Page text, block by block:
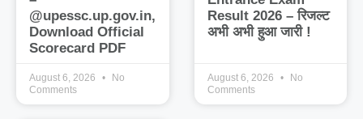
@upessc.up.gov.in,
Download Official
Scorecard PDF
August 6, 2026
No
Comments
Result 2026 – रिजल्ट
अभी अभी हुआ जारी !
August 6, 2026
No
Comments